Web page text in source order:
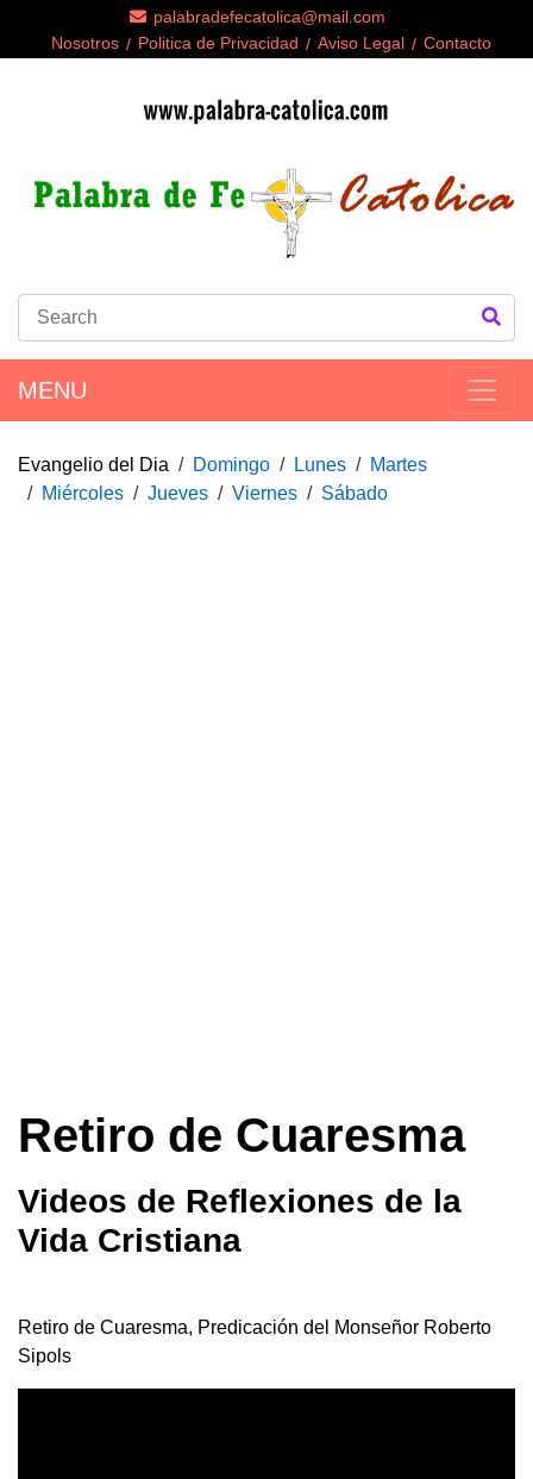
palabradefecatolica@mail.com
Nosotros
Politica de Privacidad Aviso Legal Contacto
MENU
Evangelio del Dia Domingo Lunes
Martes
Miércoles
Jueves Viernes Sábado
Retiro de Cuaresma
Videos de Reflexiones de la
Vida Cristiana
Retiro de Cuaresma, Predicación del Monseñor Roberto
Sipols